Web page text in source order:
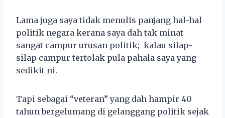
Lama juga saya tidak menulis panjang hal-hal
politik negara kerana saya dah tak minat
sangat campur urusan politik; kalau silap-
silap campur tertolak pula pahala saya yang
sedikit ni.
Tapi sebagai “veteran” yang dah hampir 40
tahun bergelumang di gelanggang politik sejak